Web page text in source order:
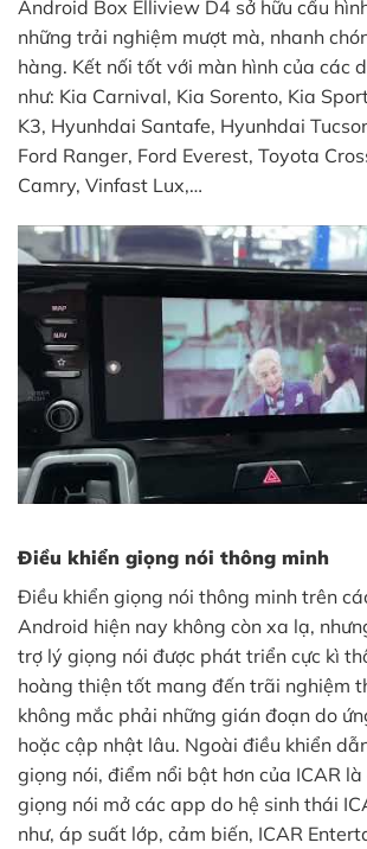
Android Box Elliview D4 sở hữu cấu
những trải nghiệm mượt mà, nhanh
hàng. Kết nối tốt với màn hình của các
như: Kia Carnival, Kia Sorento, Kia
K3, Hyunhdai Santafe, Hyunhdai
Ford Ranger, Ford Everest, Toyota
Camry, Vinfast Lux,…
Điều khiển giọng nói thông minh
Điều khiển giọng nói thông minh trên
Android hiện nay không còn xa lạ,
trợ lý giọng nói được phát triển cực kì
hoàng thiện tốt mang đến trãi nghiệm
không mắc phải những gián đoạn do
hoặc cập nhật lâu. Ngoài điều khiển
giọng nói, điểm nổi bật hơn của ICAR
giọng nói mở các app do hệ sinh thái
như, áp suất lớp, cảm biến, ICAR